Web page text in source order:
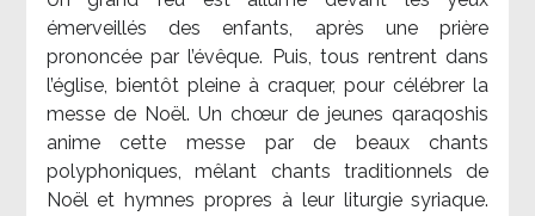
émerveillés des enfants, après une prière
prononcée par l’évêque. Puis, tous rentrent dans
l’église, bientôt pleine à craquer, pour célébrer la
messe de Noël. Un chœur de jeunes qaraqoshis
anime cette messe par de beaux chants
polyphoniques, mêlant chants traditionnels de
Noël et hymnes propres à leur liturgie syriaque.